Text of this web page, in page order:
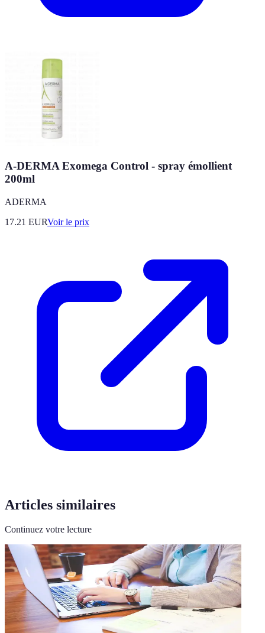
A-DERMA Exomega Control - spray émollient
200ml
ADERMA
17.21 EURVoir le prix
Articles similaires
Continuez votre lecture